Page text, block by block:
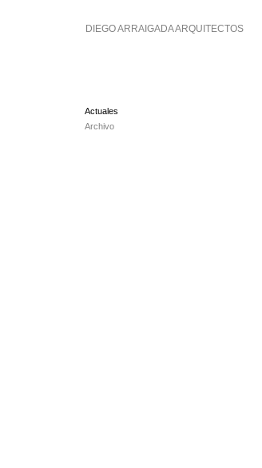
DIEGO ARRAIGADA ARQUITECTOS
Actuales
Archivo